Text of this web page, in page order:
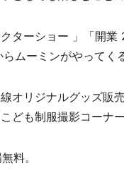
ターショー 」「開業
ムーミンがやってくる
リジナルグッズ販
ども制服撮影コーナ
料。